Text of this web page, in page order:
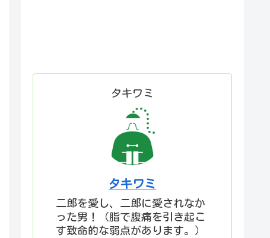
タキワミ
タキワミ
二郎を愛し、二郎に愛されなか
った男！（脂で腹痛を引き起こ
す致命的な弱点があります。）